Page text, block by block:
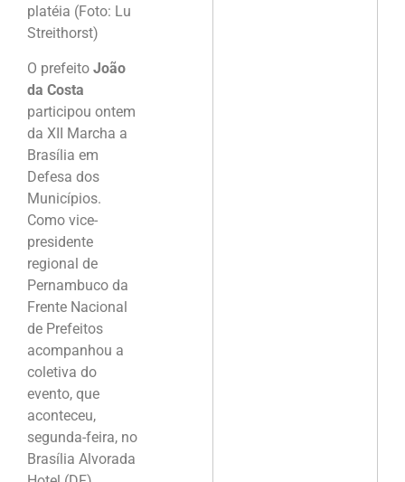
platéia (Foto: Lu
Streithorst)
O prefeito João
da Costa
participou ontem
da XII Marcha a
Brasília em
Defesa dos
Municípios.
Como vice-
presidente
regional de
Pernambuco da
Frente Nacional
de Prefeitos
acompanhou a
coletiva do
evento, que
aconteceu,
segunda-feira, no
Brasília Alvorada